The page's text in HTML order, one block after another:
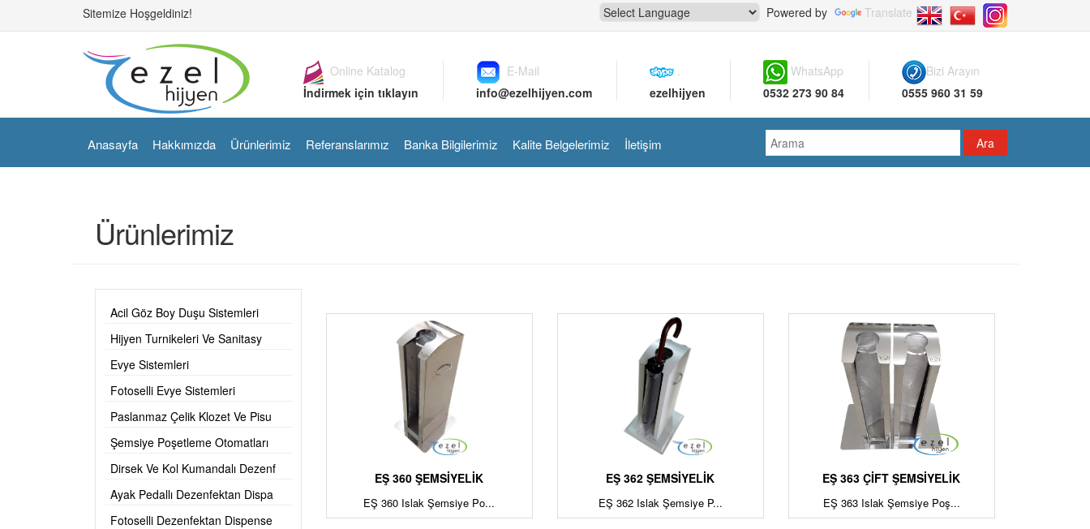
Sitemize Hoşgeldiniz! Powered by Translate
Bizi Arayın
0555 960 31 59
WhatsApp
0532 273 90 84
ezelhijyen
E-Mail
info@ezelhijyen.com
Online Katalog
İndirmek için tıklayın
Anasayfa Hakkımızda Ürünlerimiz Referanslarımız Banka Bilgilerimiz Kalite Belgelerimiz İletişim
Ürünlerimiz
Acil Göz Boy Duşu Sistemleri
Hijyen Turnikeleri Ve Sanitasy
Evye Sistemleri
Fotoselli Evye Sistemleri
Paslanmaz Çelik Klozet Ve Pisu
Şemsiye Poşetleme Otomatları
Dirsek Ve Kol Kumandalı Dezenf
Ayak Pedallı Dezenfektan Dispa
Fotoselli Dezenfektan Dispense
EŞ 360 ŞEMSİYELİK
EŞ 360 Islak Şemsiye Po...
EŞ 362 ŞEMSİYELİK
EŞ 362 Islak Şemsiye P...
EŞ 363 ÇİFT ŞEMSİYELİK
EŞ 363 Islak Şemsiye Poş...